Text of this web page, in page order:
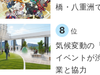
橋・八重洲
8 位
気候変動の
イベントが
業と協力